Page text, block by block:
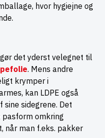
hvor hygiejne og
det yderst velegnet til
. Mens andre
krymper i
kan LDPE også
sine sidegrene. Det
omkring
når man f.eks. pakker